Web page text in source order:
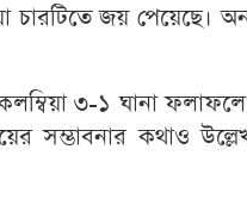
চারটিতে জয় পেয়েছে।
৩-১ ঘানা
সম্ভাবনার কথাও